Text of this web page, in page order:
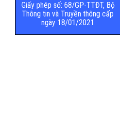
Giấy phép số: 68/GP-TTĐT, Bộ
Thông tin và Truyền thông cấp
ngày 18/01/2021